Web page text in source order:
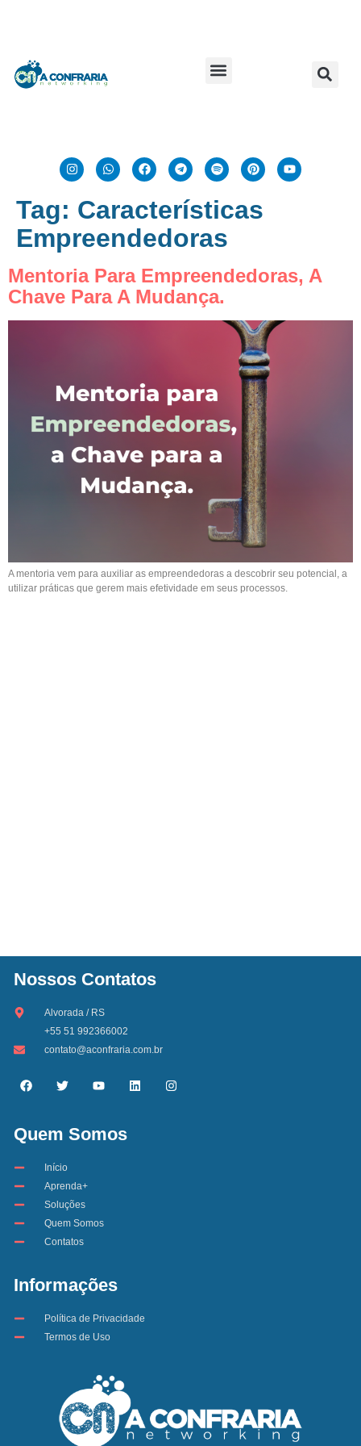
Tag: Características
Empreendedoras
Mentoria Para Empreendedoras, A
Chave Para A Mudança.
A mentoria vem para auxiliar as empreendedoras a descobrir seu potencial, a
utilizar práticas que gerem mais efetividade em seus processos.
Nossos Contatos
Alvorada / RS
+55 51 992366002
contato@aconfraria.com.br
Quem Somos
Início
Aprenda+
Soluções
Quem Somos
Contatos
Informações
Política de Privacidade
Termos de Uso